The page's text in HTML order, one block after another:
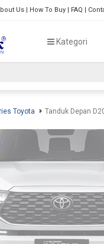
Us| How To Buy| FAQ |
Kategori
Toyota Tanduk Depan